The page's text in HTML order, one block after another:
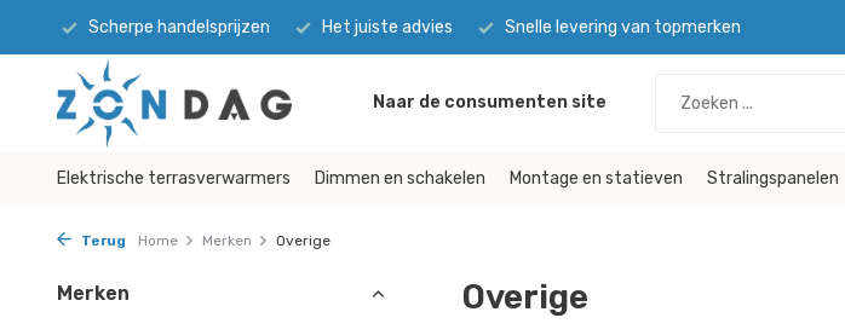
Scherpe handelsprijzen Het juiste advies Snelle levering van topmerken
Naar de consumenten site
Elektrische terrasverwarmers Dimmen en schakelen Montage en statieven Stralingspanelen
Terug Home Merken Overige
Merken Overige